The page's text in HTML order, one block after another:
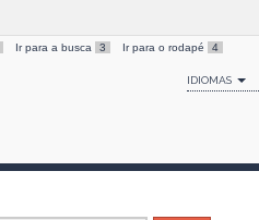
Ir para a busca 3 Ir para o rodapé 4
IDIOMAS